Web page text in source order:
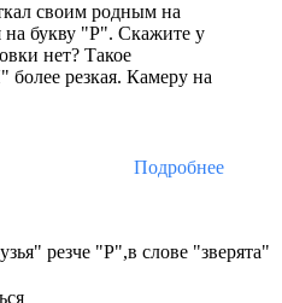
своим родным на
на букву "Р". Скажите у
нет? Такое
резкая. Камеру на
Подробнее
резче "Р",в слове "зверята"